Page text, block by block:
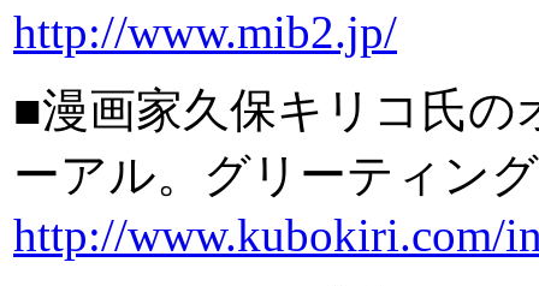
http://www.mib2.jp/
■漫画家久保キリコ氏
ーアル。グリーティン
http://www.kubokiri.com/